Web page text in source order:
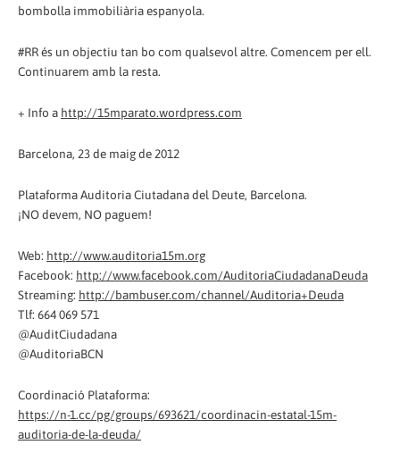
bombolla immobiliària espanyola.
#RR és un objectiu tan bo com qualsevol altre. Comencem per ell.
Continuarem amb la resta.
+ Info a http://15mparato.wordpress.com
Barcelona, 23 de maig de 2012
Plataforma Auditoria Ciutadana del Deute, Barcelona.
¡NO devem, NO paguem!
Web: http://www.auditoria15m.org
Facebook: http://www.facebook.com/AuditoriaCiudadanaDeuda
Streaming: http://bambuser.com/channel/Auditoria+Deuda
Tlf: 664 069 571
@AuditCiudadana
@AuditoriaBCN
Coordinació Plataforma:
https://n-1.cc/pg/groups/693621/coordinacin-estatal-15m-
auditoria-de-la-deuda/